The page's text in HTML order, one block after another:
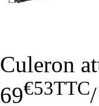
Culeron
69€53TTC/